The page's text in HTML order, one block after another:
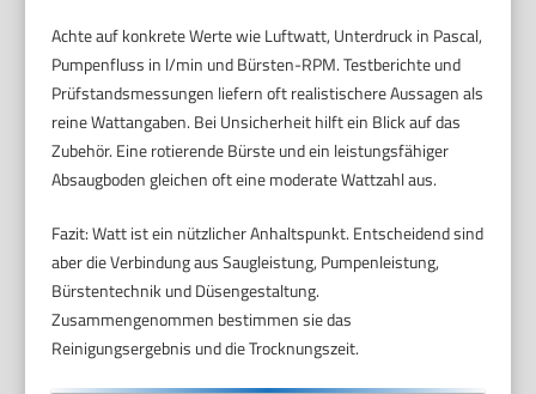
Achte auf konkrete Werte wie Luftwatt, Unterdruck in Pascal,
Pumpenfluss in l/min und Bürsten-RPM. Testberichte und
Prüfstandsmessungen liefern oft realistischere Aussagen als
reine Wattangaben. Bei Unsicherheit hilft ein Blick auf das
Zubehör. Eine rotierende Bürste und ein leistungsfähiger
Absaugboden gleichen oft eine moderate Wattzahl aus.
Fazit: Watt ist ein nützlicher Anhaltspunkt. Entscheidend sind
aber die Verbindung aus Saugleistung, Pumpenleistung,
Bürstentechnik und Düsengestaltung.
Zusammengenommen bestimmen sie das
Reinigungsergebnis und die Trocknungszeit.